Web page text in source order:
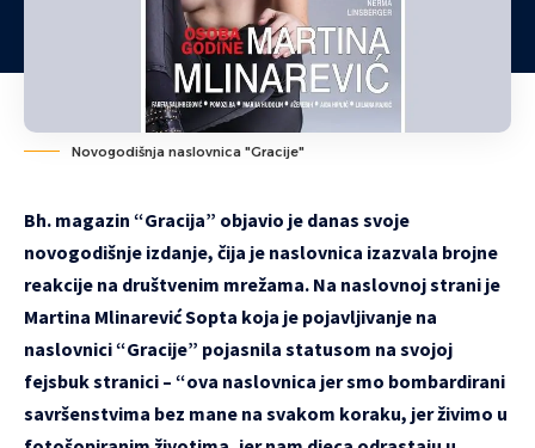
Novogodišnja naslovnica "Gracije"
Bh. magazin “Gracija” objavio je danas svoje
novogodišnje izdanje, čija je naslovnica izazvala brojne
reakcije na društvenim mrežama. Na naslovnoj strani je
Martina Mlinarević Sopta koja je pojavljivanje na
naslovnici “Gracije” pojasnila statusom na svojoj
fejsbuk stranici – “ova naslovnica jer smo bombardirani
savršenstvima bez mane na svakom koraku, jer živimo u